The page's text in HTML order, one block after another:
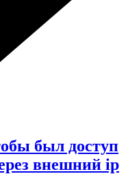
был доступ
внешний ip